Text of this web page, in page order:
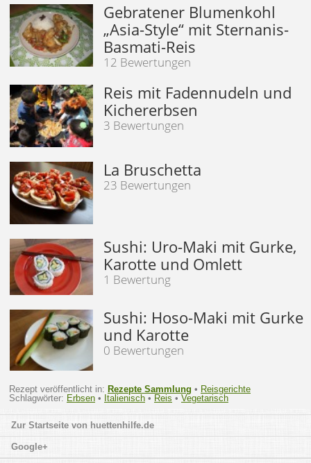
Gebratener Blumenkohl
„Asia-Style“ mit Sternanis-
Basmati-Reis
12 Bewertungen
Reis mit Fadennudeln und
Kichererbsen
3 Bewertungen
La Bruschetta
23 Bewertungen
Sushi: Uro-Maki mit Gurke,
Karotte und Omlett
1 Bewertung
Sushi: Hoso-Maki mit Gurke
und Karotte
0 Bewertungen
Rezept veröffentlicht in: Rezepte Sammlung • Reisgerichte
Schlagwörter: Erbsen • Italienisch • Reis • Vegetarisch
huettenhilfe.de
Google+